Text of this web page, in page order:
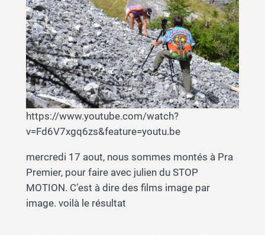
https://www.youtube.com/watch?
v=Fd6V7xgq6zs&feature=youtu.be
mercredi 17 aout, nous sommes montés à Pra
Premier, pour faire avec julien du STOP
MOTION. C’est à dire des films image par
image. voilà le résultat